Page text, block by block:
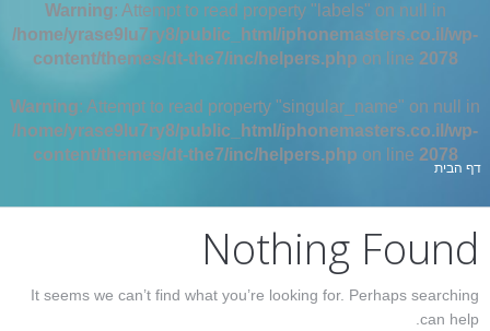
Warning: Attempt to read property "labels" on null in
/home/yrase9lu7ry8/public_html/iphonemasters.co.il/wp-
content/themes/dt-the7/inc/helpers.php on line 2078
Warning: Attempt to read property "singular_name" on null in
/home/yrase9lu7ry8/public_html/iphonemasters.co.il/wp-
content/themes/dt-the7/inc/helpers.php on line 2078
אתה כאן:
דף הבית
Nothing Found
It seems we can’t find what you’re looking for. Perhaps searching
can help.